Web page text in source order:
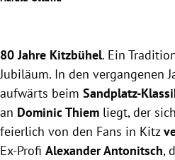
80 Jahre Kitzbühel. Ein
Jubiläum. In den vergangenen
aufwärts beim Sandplatz-
an Dominic Thiem liegt, der
feierlich von den Fans in Kitz
Ex-Profi Alexander Antonitsch,